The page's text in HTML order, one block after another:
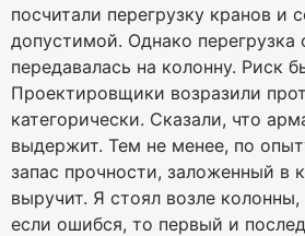
посчитали перегрузку кранов и
допустимой. Однако перегрузка
передавалась на колонну. Риск
Проектировщики возразили
категорически. Сказали, что
выдержит. Тем не менее, по
запас прочности, заложенный в
выручит. Я стоял возле
если ошибся, то первый и